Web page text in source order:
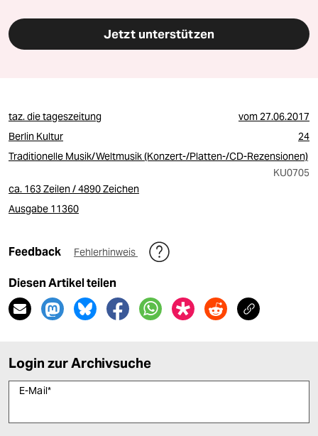
Jetzt unterstützen
taz. die tageszeitung vom27.06.2017
Berlin Kultur
24
Traditionelle Musik/Weltmusik (Konzert-/Platten-/CD-Rezensionen)
KU0705
ca. 163 Zeilen / 4890 Zeichen
Ausgabe 11360
Feedback Fehlerhinweis
Diesen Artikel teilen
Login zur Archivsuche
E-Mail*